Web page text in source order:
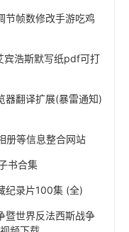
节帧数修改手游吃鸡
宾浩斯默写纸pdf可打
器翻译扩展(暴雷通知)
册等信息整合网站
书合集
纪录片100集 (全)
暨世界反法西斯战争